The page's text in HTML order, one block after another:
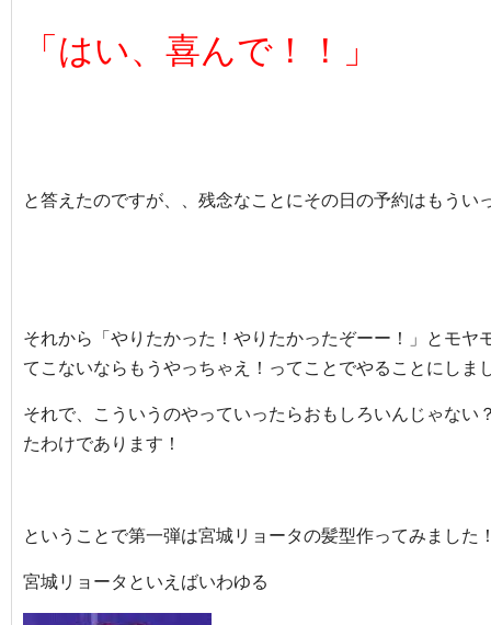
「はい、喜んで！！」
と答えたのですが、、残念なことにその日の予約はもう い
それから「やりたかった！やりたかったぞーー！」とモヤ
てこないならもうやっちゃえ！ってことでやることにしま
それで、こういうのやっていったらおもしろいんじゃない
たわけであります！
ということで第一弾は宮城リョータの髪型作ってみました
宮城リョータといえばいわゆる